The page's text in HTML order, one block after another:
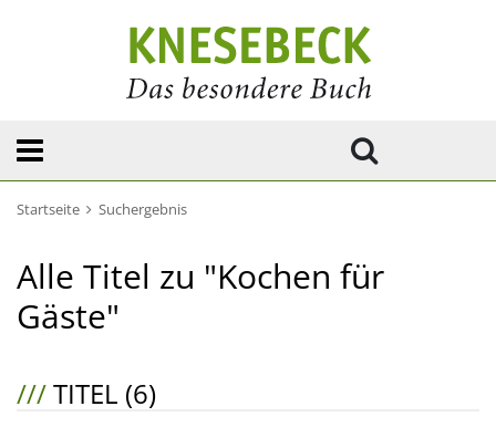
Startseite Suchergebnis
Alle Titel zu "Kochen für
Gäste"
///TITEL (6)